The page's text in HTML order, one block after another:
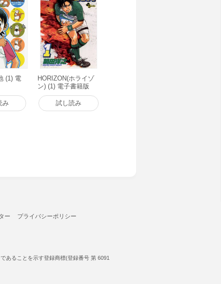
(1) 電
み
HORIZON(ホライゾ
ン) (1) 電子書籍版
試し読み
ー プライバシーポリシー
あることを示す登録商標(登録番号 第 6091